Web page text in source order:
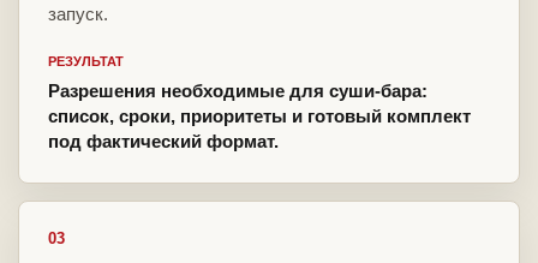
запуск.
РЕЗУЛЬТАТ
Разрешения необходимые для суши-бара:
список, сроки, приоритеты и готовый комплект
под фактический формат.
03